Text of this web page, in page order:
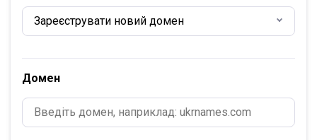
Зареєструвати новий домен
Домен